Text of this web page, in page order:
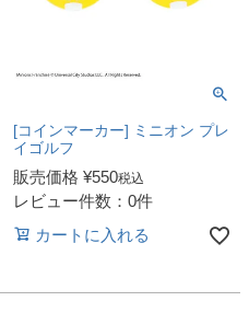
[コインマーカー] ミニオン プレ
イゴルフ
販売価格 ¥550税込
レビュー件数：0件
カートに入れる